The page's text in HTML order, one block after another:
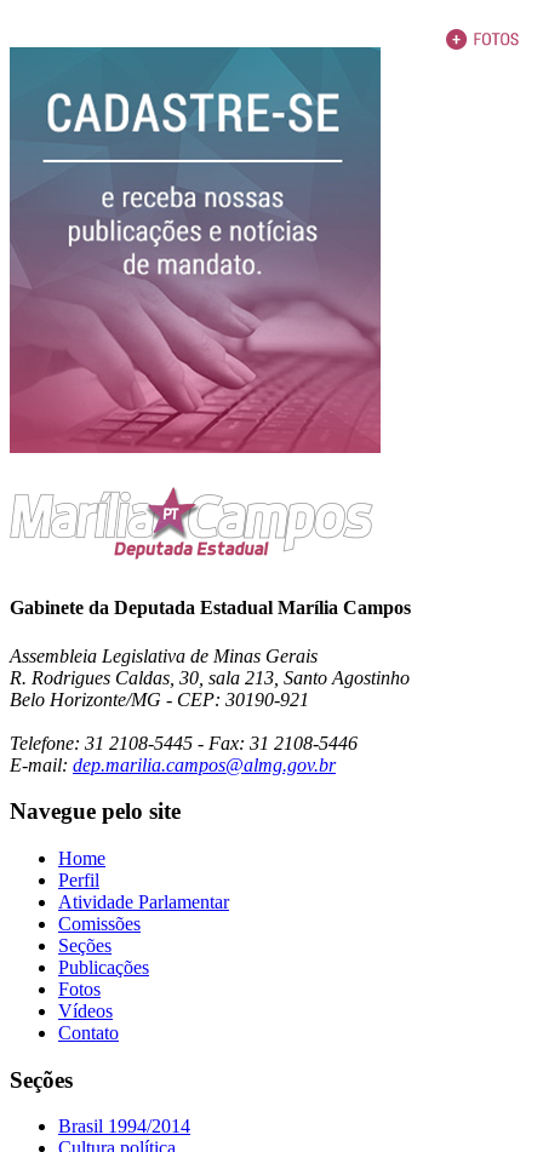
Gabinete da Deputada Estadual Marília Campos
Assembleia Legislativa de Minas Gerais
R. Rodrigues Caldas, 30, sala 213, Santo Agostinho
Belo Horizonte/MG - CEP: 30190-921
Telefone: 31 2108-5445 - Fax: 31 2108-5446
E-mail: dep.marilia.campos@almg.gov.br
Navegue pelo site
Home
Perfil
Atividade Parlamentar
Comissões
Seções
Publicações
Fotos
Vídeos
Contato
Seções
Brasil 1994/2014